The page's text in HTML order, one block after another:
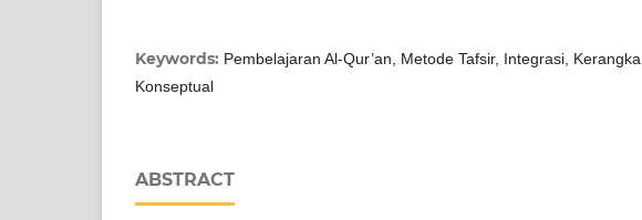
Keywords: Pembelajaran Al-Qur’an, Metode Tafsir, Integrasi, Kerangka
Konseptual
ABSTRACT